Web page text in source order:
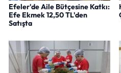
Efeler'de Aile Bütçesine Katkı:
Efe Ekmek 12,50 TL'den
Satışta